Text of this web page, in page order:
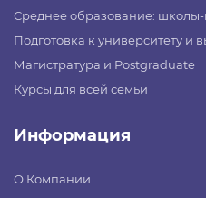
Среднее образование:
Подготовка к университету и
Магистратура и Postgraduate
Курсы для всей семьи
Информация
О Компании